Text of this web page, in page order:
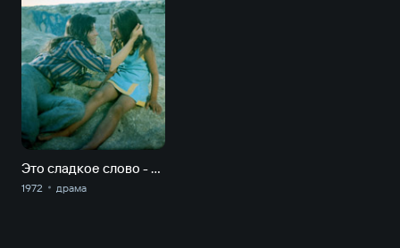
Это сладкое слово - свобода!
1972 драма